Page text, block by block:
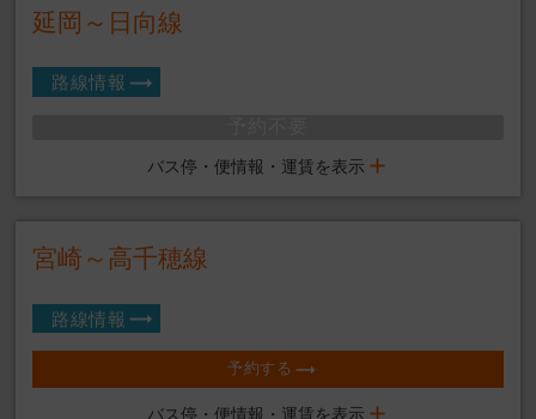
延岡～日向線
路線情報
バス停・便情報・運賃を表示
宮崎～高千穂線
路線情報
予約する
バス停・便情報・運賃を表示